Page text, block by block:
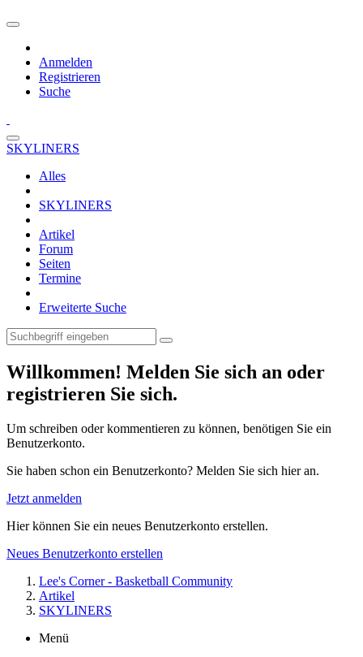
Anmelden
Registrieren
Suche
SKYLINERS
Alles
SKYLINERS
Artikel
Forum
Seiten
Termine
Erweiterte Suche
Willkommen! Melden Sie sich an oder
registrieren Sie sich.
Um schreiben oder kommentieren zu können, benötigen Sie ein
Benutzerkonto.
Sie haben schon ein Benutzerkonto? Melden Sie sich hier an.
Jetzt anmelden
Hier können Sie ein neues Benutzerkonto erstellen.
Neues Benutzerkonto erstellen
Lee's Corner - Basketball Community
Artikel
SKYLINERS
Menü